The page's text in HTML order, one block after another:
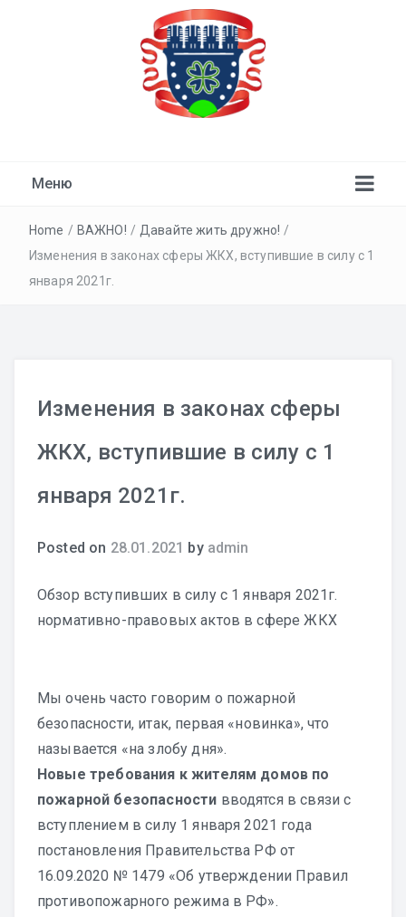
Меню
Home / ВАЖНО! / Давайте жить дружно! /
Изменения в законах сферы ЖКХ, вступившие в силу с 1
января 2021г.
Изменения в законах сферы
ЖКХ, вступившие в силу с 1
января 2021г.
Posted on 28.01.2021 by admin
Обзор вступивших в силу с 1 января 2021г.
нормативно-правовых актов в сфере ЖКХ
Мы очень часто говорим о пожарной
безопасности, итак, первая «новинка», что
называется «на злобу дня».
Новые требования к жителям домов по
пожарной безопасности вводятся в связи с
вступлением в силу 1 января 2021 года
постановления Правительства РФ от
16.09.2020 № 1479 «Об утверждении Правил
противопожарного режима в РФ».